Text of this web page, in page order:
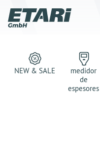
NEW & SALE
medidor
de
espesores